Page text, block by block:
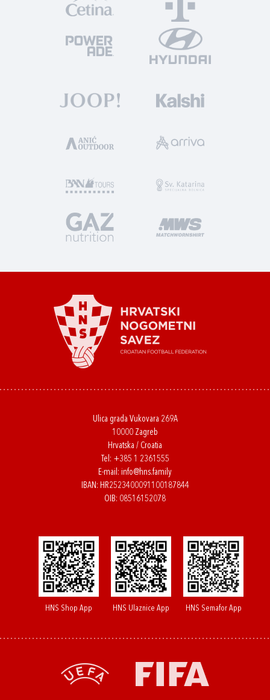
Ulica grada Vukovara 269A
10000 Zagreb
Hrvatska / Croatia
Tel: +385 1 2361555
E-mail: info@hns.family
IBAN: HR2523400091100187844
OIB: 08516152078
HNS Shop App HNS Ulaznice App HNS Semafor App